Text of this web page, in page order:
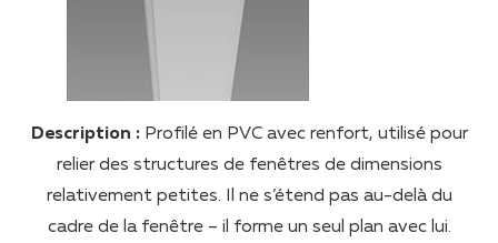
Description :Profilé en PVC avec renfort, utilisé pour
relier des structures de fenêtres de dimensions
relativement petites. Il ne s’étend pas au-delà du
cadre de la fenêtre – il forme un seul plan avec lui.